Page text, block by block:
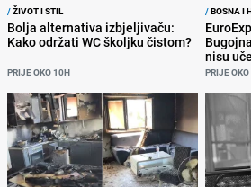
/ŽIVOT I STIL
Bolja alternativa izbjeljivaču:
Kako održati WC školjku čistom?
PRIJE OKO 10H
/BOSNA I
nisu
PRIJE